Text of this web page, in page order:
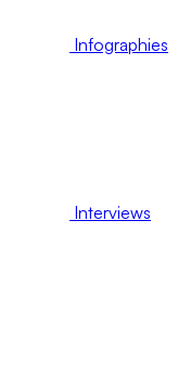
Infographies
Interviews